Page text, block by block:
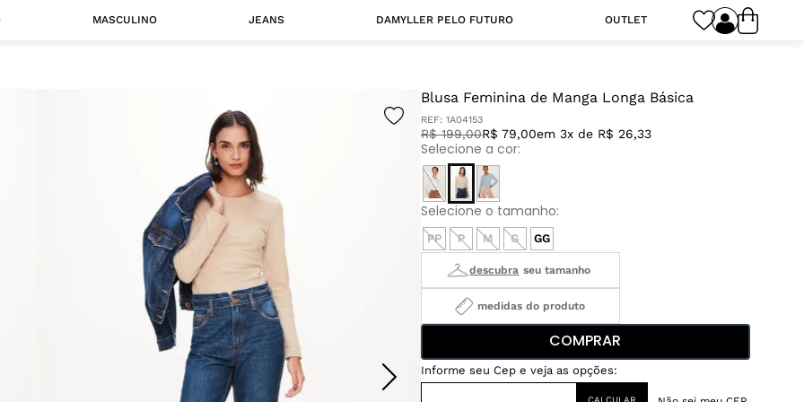
MASCULINO JEANS DAMYLLER PELO FUTURO OUTLET
Blusa Feminina de Manga Longa Básica
REF: 1A04153
R$ 199,00R$ 79,00em 3x de R$ 26,33
PP P M G GG
medidas do produto
COMPRAR